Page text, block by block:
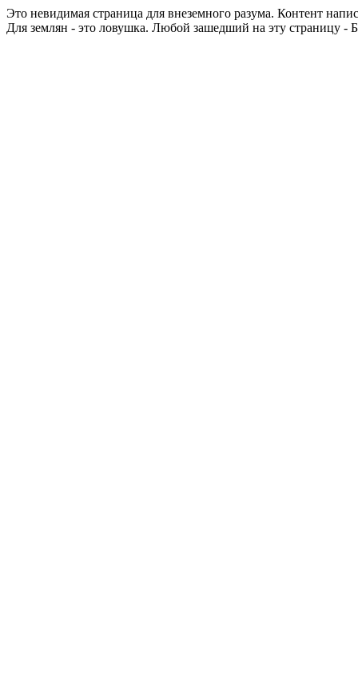
Это невидимая страница для внеземного разума. Контент
Для землян - это ловушка. Любой зашедший на эту страницу -